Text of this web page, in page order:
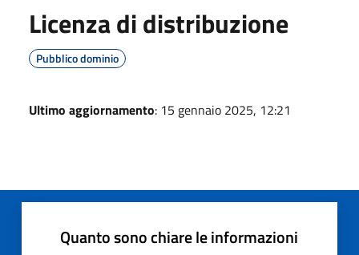
Licenza di distribuzione
Pubblico dominio
Ultimo aggiornamento: 15 gennaio 2025, 12:21
Quanto sono chiare le informazioni